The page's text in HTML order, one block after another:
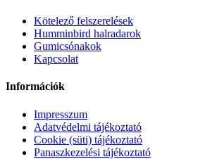
Kötelező felszerelések
Humminbird halradarok
Gumicsónakok
Kapcsolat
Információk
Impresszum
Adatvédelmi tájékoztató
Cookie (süti) tájékoztató
Panaszkezelési tájékoztató